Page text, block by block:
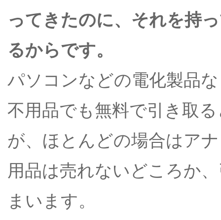
ってきたのに、それを持
るからです。
パソコンなどの電化製品
不用品でも無料で引き取
が、ほとんどの場合はア
用品は売れないどころか
まいます。